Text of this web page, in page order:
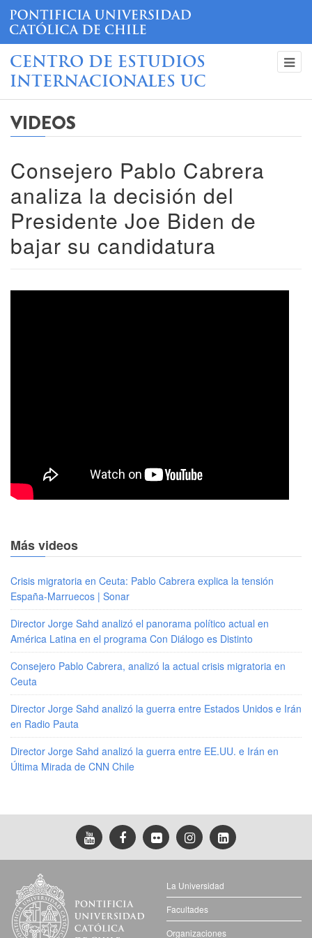
CENTRO DE ESTUDIOS
INTERNACIONALES UC
VIDEOS
Consejero Pablo Cabrera
analiza la decisión del
Presidente Joe Biden de
bajar su candidatura
Más videos
Crisis migratoria en Ceuta: Pablo Cabrera explica la tensión
España-Marruecos | Sonar
Director Jorge Sahd analizó el panorama político actual en
América Latina en el programa Con Diálogo es Distinto
Consejero Pablo Cabrera, analizó la actual crisis migratoria en
Ceuta
Director Jorge Sahd analizó la guerra entre Estados Unidos e Irán
en Radio Pauta
Director Jorge Sahd analizó la guerra entre EE.UU. e Irán en
Última Mirada de CNN Chile
La Universidad
Facultades
Organizaciones